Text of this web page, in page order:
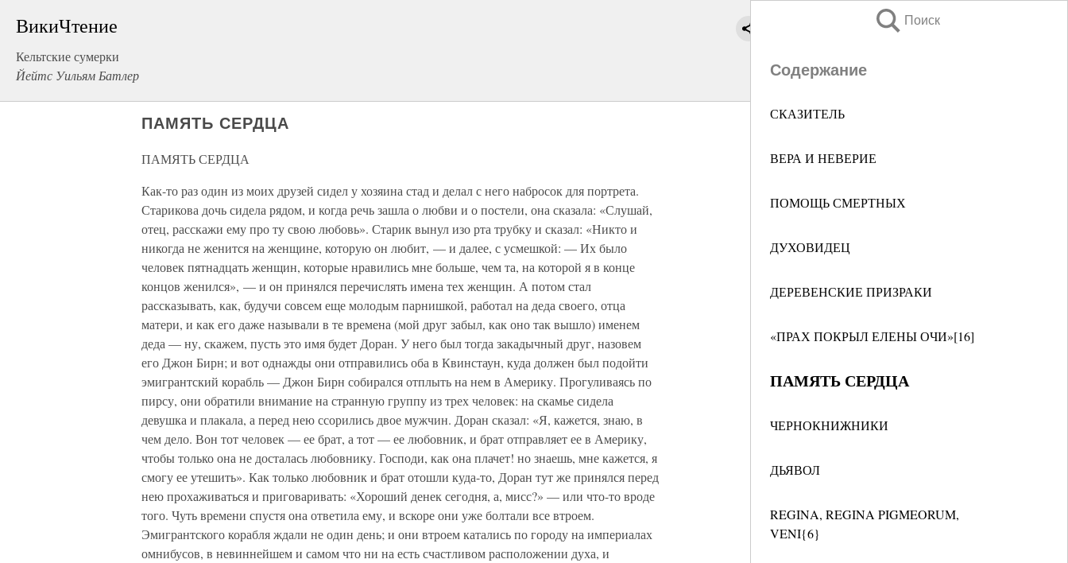
ВикиЧтение
Кельтские сумерки
Йейтс Уильям Батлер
Поиск
Содержание
СКАЗИТЕЛЬ
ВЕРА И НЕВЕРИЕ
ПОМОЩЬ СМЕРТНЫХ
ДУХОВИДЕЦ
ДЕРЕВЕНСКИЕ ПРИЗРАКИ
«ПРАХ ПОКРЫЛ ЕЛЕНЫ ОЧИ»[16]
ПАМЯТЬ СЕРДЦА
ЧЕРНОКНИЖНИКИ
ДЬЯВОЛ
REGINA, REGINA PIGMEORUM,
VENI{6}
ПАМЯТЬ СЕРДЦА
ПАМЯТЬ СЕРДЦА
Как-то раз один из моих друзей сидел у хозяина стад и делал с него набросок для портрета.
Старикова дочь сидела рядом, и когда речь зашла о любви и о постели, она сказала: «Слушай,
отец, расскажи ему про ту свою любовь». Старик вынул изо рта трубку и сказал: «Никто и
никогда не женится на женщине, которую он любит, — и далее, с усмешкой: — Их было
человек пятнадцать женщин, которые нравились мне больше, чем та, на которой я в конце
концов женился», — и он принялся перечислять имена тех женщин. А потом стал
рассказывать, как, будучи совсем еще молодым парнишкой, работал на деда своего, отца
матери, и как его даже называли в те времена (мой друг забыл, как оно так вышло) именем
деда — ну, скажем, пусть это имя будет Доран. У него был тогда закадычный друг, назовем
его Джон Бирн; и вот однажды они отправились оба в Квинстаун, куда должен был подойти
эмигрантский корабль — Джон Бирн собирался отплыть на нем в Америку. Прогуливаясь по
пирсу, они обратили внимание на странную группу из трех человек: на скамье сидела
девушка и плакала, а перед нею ссорились двое мужчин. Доран сказал: «Я, кажется, знаю, в
чем дело. Вон тот человек — ее брат, а тот — ее любовник, и брат отправляет ее в Америку,
чтобы только она не досталась любовнику. Господи, как она плачет! но знаешь, мне кажется, я
смогу ее утешить». Как только любовник и брат отошли куда-то, Доран тут же принялся перед
нею прохаживаться и приговаривать: «Хороший денек сегодня, а, мисс?» — или что-то вроде
того. Чуть времени спустя она ответила ему, и вскоре они уже болтали все втроем.
Эмигрантского корабля ждали не один день; и они втроем катались по городу на империалах
омнибусов, в невиннейшем и самом что ни на есть счастливом расположении духа, и